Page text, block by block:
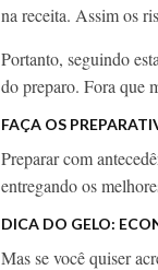
na receita. Assim os
Portanto, seguindo
do preparo. Fora que
FAÇA OS
Preparar com
entregando os
DICA DO GELO:
Mas se você quiser